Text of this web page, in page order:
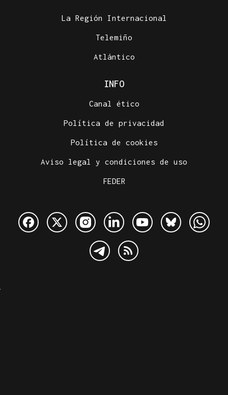
La Región Internacional
Telemiño
Atlántico
INFO
Canal ético
Política de privacidad
Política de cookies
Aviso legal y condiciones de uso
FEDER